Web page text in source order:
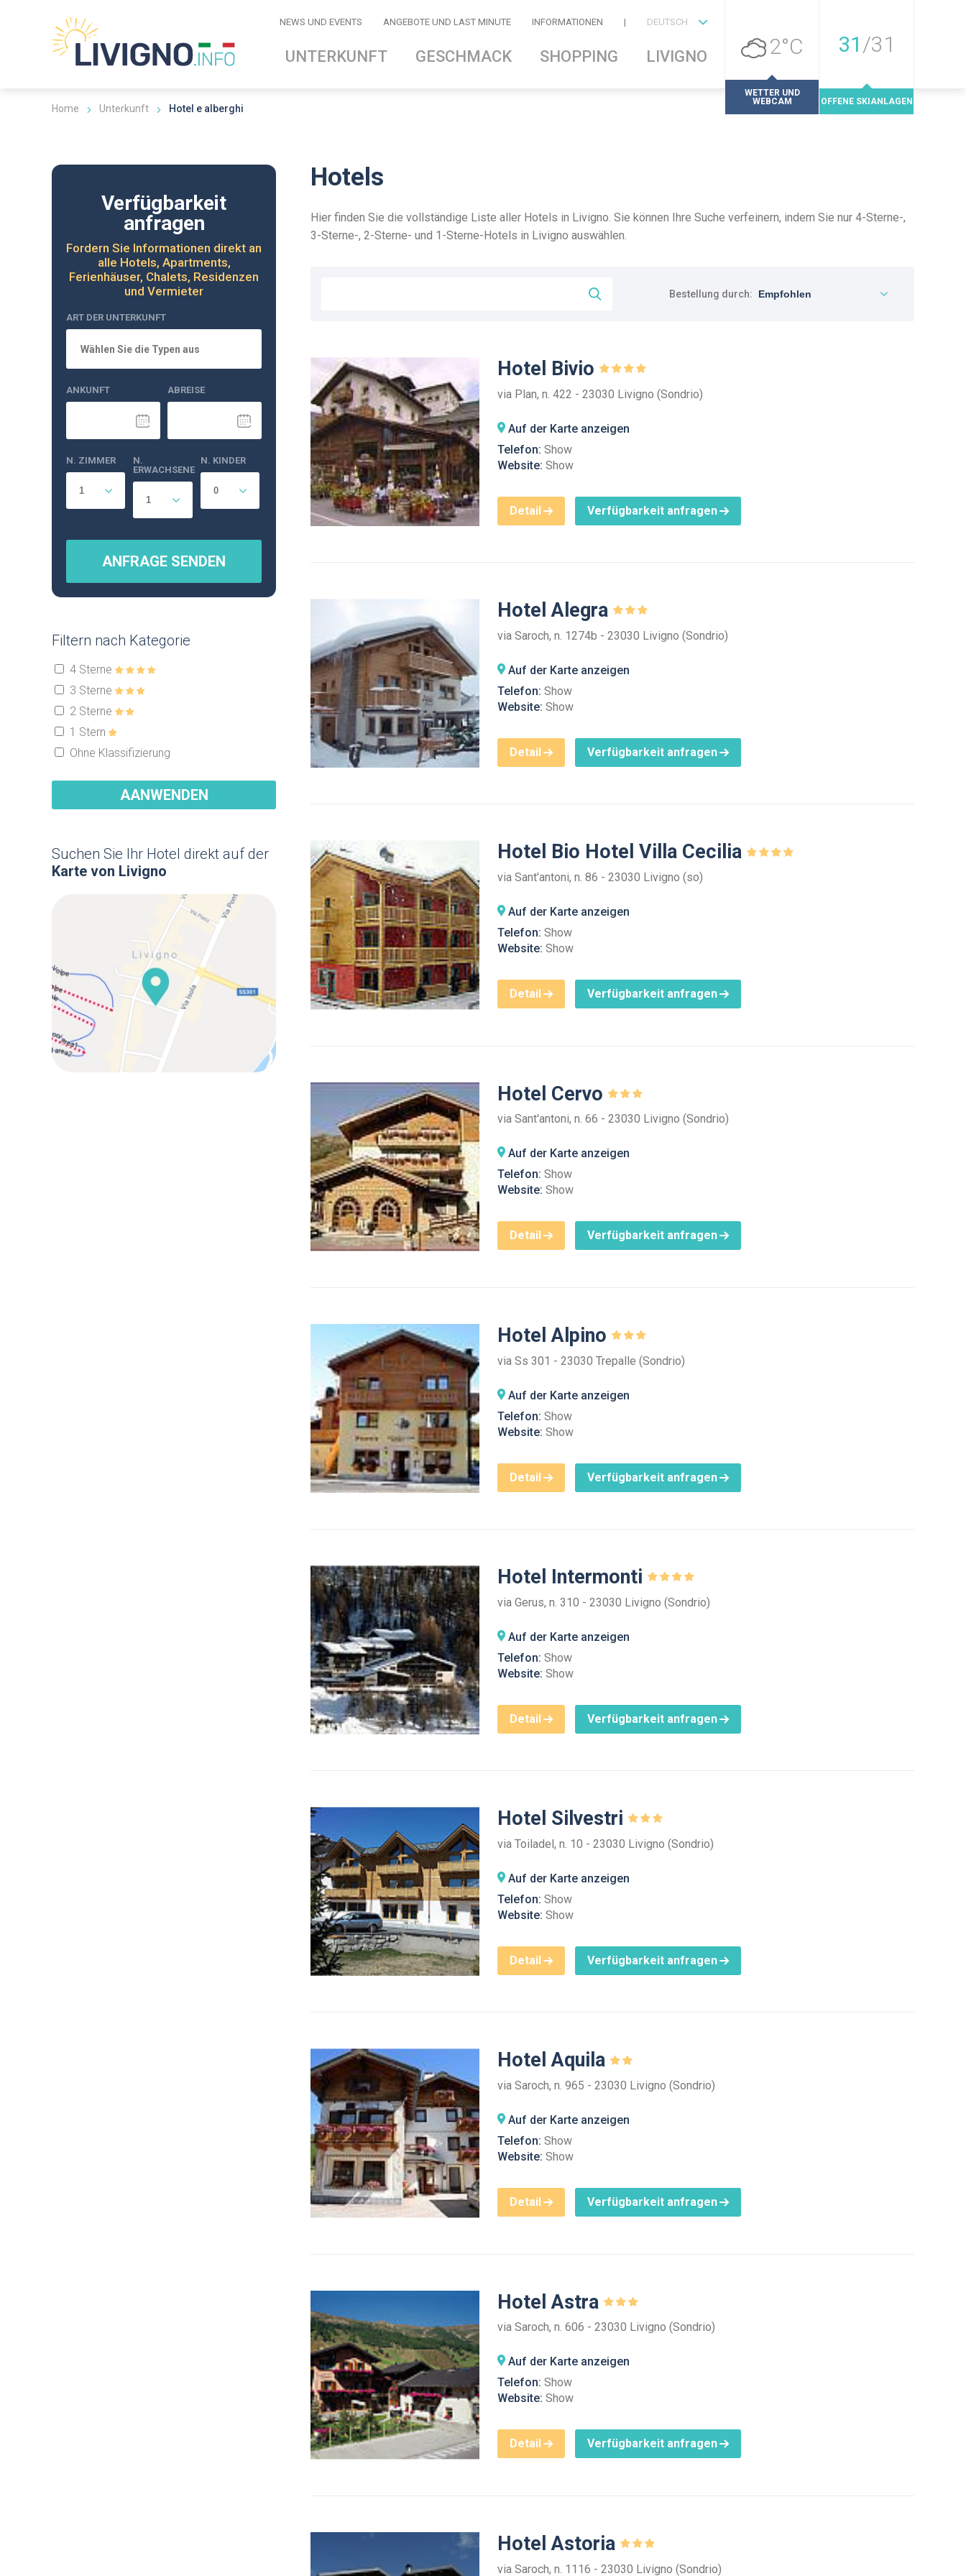
NEWS UND EVENTS ANGEBOTE UND LAST MINUTE INFORMATIONEN | DEUTSCH
UNTERKUNFT GESCHMACK SHOPPING LIVIGNO 2°C
WETTER UND
WEBCAM
31 /31
OFFENE SKIANLAGEN
Home Unterkunft Hotel e alberghi
Hotels
Hier finden Sie die vollständige Liste aller Hotels in Livigno. Sie können Ihre Suche verfeinern, indem Sie nur 4-Sterne-,
3-Sterne-, 2-Sterne- und 1-Sterne-Hotels in Livigno auswählen.
Bestellung durch:
Verfügbarkeit
anfragen
Fordern Sie Informationen direkt an
alle Hotels, Apartments,
Ferienhäuser, Chalets, Residenzen
und Vermieter
ART DER UNTERKUNFT
Wählen Sie die Typen aus
ANKUNFT ABREISE
N. ZIMMER
N.
ERWACHSENE
N. KINDER
ANFRAGE SENDEN
Filtern nach Kategorie
4 Sterne
3 Sterne
2 Sterne
1 Stern
Ohne Klassifizierung
AANWENDEN
Suchen Sie Ihr Hotel direkt auf der
Karte von Livigno
Hotel Bivio
via Plan, n. 422 - 23030 Livigno (Sondrio)
Auf der Karte anzeigen
Telefon: Show
Website: Show
Detail Verfügbarkeit anfragen
Hotel Alegra
via Saroch, n. 1274b - 23030 Livigno (Sondrio)
Auf der Karte anzeigen
Telefon: Show
Website: Show
Detail Verfügbarkeit anfragen
Hotel Bio Hotel Villa Cecilia
via Sant'antoni, n. 86 - 23030 Livigno (so)
Auf der Karte anzeigen
Telefon: Show
Website: Show
Detail Verfügbarkeit anfragen
Hotel Cervo
via Sant'antoni, n. 66 - 23030 Livigno (Sondrio)
Auf der Karte anzeigen
Telefon: Show
Website: Show
Detail Verfügbarkeit anfragen
Hotel Alpino
via Ss 301 - 23030 Trepalle (Sondrio)
Auf der Karte anzeigen
Telefon: Show
Website: Show
Detail Verfügbarkeit anfragen
Hotel Intermonti
via Gerus, n. 310 - 23030 Livigno (Sondrio)
Auf der Karte anzeigen
Telefon: Show
Website: Show
Detail Verfügbarkeit anfragen
Hotel Silvestri
via Toiladel, n. 10 - 23030 Livigno (Sondrio)
Auf der Karte anzeigen
Telefon: Show
Website: Show
Detail Verfügbarkeit anfragen
Hotel Aquila
via Saroch, n. 965 - 23030 Livigno (Sondrio)
Auf der Karte anzeigen
Telefon: Show
Website: Show
Detail Verfügbarkeit anfragen
Hotel Astra
via Saroch, n. 606 - 23030 Livigno (Sondrio)
Auf der Karte anzeigen
Telefon: Show
Website: Show
Detail Verfügbarkeit anfragen
Hotel Astoria
via Saroch, n. 1116 - 23030 Livigno (Sondrio)